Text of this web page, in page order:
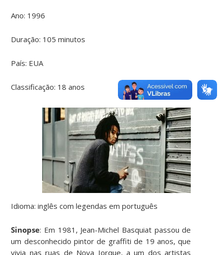
Ano: 1996
Duração: 105 minutos
País: EUA
Classificação: 18 anos
Idioma: inglês com legendas em português
Sinopse: Em 1981, Jean-Michel Basquiat passou de
um desconhecido pintor de graffiti de 19 anos, que
vivia nas ruas de Nova Iorque, a um dos artistas